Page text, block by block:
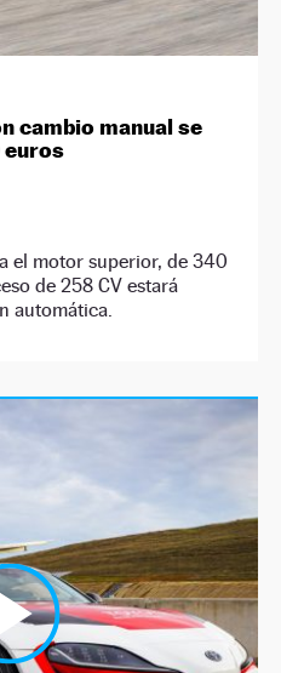
cambio manual se
euros
el motor superior, de 340
de 258 CV estará
automática.